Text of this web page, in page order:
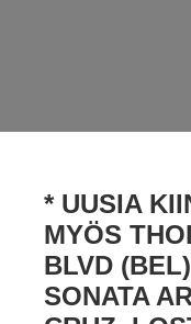
* UUSIA
MYÖS
BLVD
SONATA